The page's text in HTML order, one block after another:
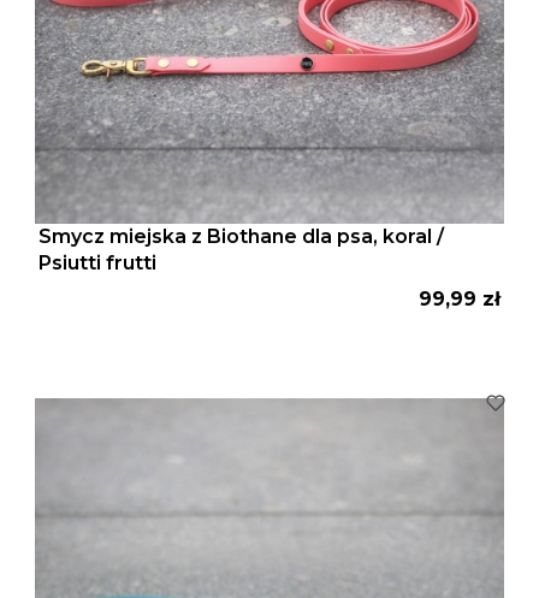
Smycz miejska z Biothane dla psa, koral /
Psiutti frutti
Cena
99,99 zł